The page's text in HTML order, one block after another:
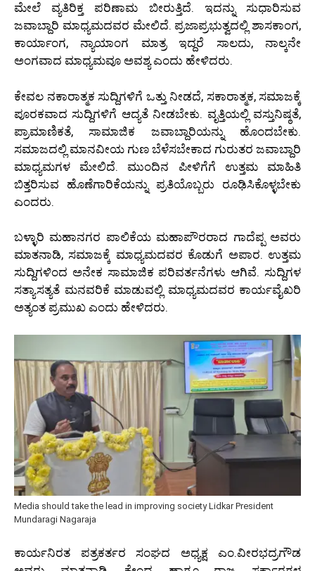
ಮೇಲೆ ವ್ಯತಿರಿಕ್ತ ಪರಿಣಾಮ ಬೀರುತ್ತಿದೆ. ಇದನ್ನು ಸುಧಾರಿಸುವ
ಜವಾಬ್ದಾರಿ ಮಾಧ್ಯಮದವರ ಮೇಲಿದೆ. ಪ್ರಜಾಪ್ರಭುತ್ವದಲ್ಲಿ ಶಾಸಕಾಂಗ,
ಕಾರ್ಯಾಂಗ, ನ್ಯಾಯಾಂಗ ಮಾತ್ರ ಇದ್ದರೆ ಸಾಲದು, ನಾಲ್ಕನೇ
ಅಂಗವಾದ ಮಾಧ್ಯಮವೂ ಅವಶ್ಯ ಎಂದು ಹೇಳಿದರು.
ಕೇವಲ ನಕಾರಾತ್ಮಕ ಸುದ್ದಿಗಳಿಗೆ ಒತ್ತು ನೀಡದೆ, ಸಕಾರಾತ್ಮಕ, ಸಮಾಜಕ್ಕೆ
ಪೂರಕವಾದ ಸುದ್ದಿಗಳಿಗೆ ಆದ್ಯತೆ ನೀಡಬೇಕು. ವೃತ್ತಿಯಲ್ಲಿ ವಸ್ತುನಿಷ್ಠತೆ,
ಪ್ರಾಮಾಣಿಕತೆ, ಸಾಮಾಜಿಕ ಜವಾಬ್ದಾರಿಯನ್ನು ಹೊಂದಬೇಕು.
ಸಮಾಜದಲ್ಲಿ ಮಾನವೀಯ ಗುಣ ಬೆಳೆಸಬೇಕಾದ ಗುರುತರ ಜವಾಬ್ದಾರಿ
ಮಾಧ್ಯಮಗಳ ಮೇಲಿದೆ. ಮುಂದಿನ ಪೀಳಿಗೆಗೆ ಉತ್ತಮ ಮಾಹಿತಿ
ಬಿತ್ತರಿಸುವ ಹೊಣೆಗಾರಿಕೆಯನ್ನು ಪ್ರತಿಯೊಬ್ಬರು ರೂಢಿಸಿಕೊಳ್ಳಬೇಕು
ಎಂದರು.
ಬಳ್ಳಾರಿ ಮಹಾನಗರ ಪಾಲಿಕೆಯ ಮಹಾಪೌರರಾದ ಗಾದೆಪ್ಪ ಅವರು
ಮಾತನಾಡಿ, ಸಮಾಜಕ್ಕೆ ಮಾಧ್ಯಮದವರ ಕೊಡುಗೆ ಅಪಾರ. ಉತ್ತಮ
ಸುದ್ದಿಗಳಿಂದ ಅನೇಕ ಸಾಮಾಜಿಕ ಪರಿವರ್ತನೆಗಳು ಆಗಿವೆ. ಸುದ್ದಿಗಳ
ಸತ್ಯಾಸತ್ಯತೆ ಮನವರಿಕೆ ಮಾಡುವಲ್ಲಿ ಮಾಧ್ಯಮದವರ ಕಾರ್ಯವೈಖರಿ
ಅತ್ಯಂತ ಪ್ರಮುಖ ಎಂದು ಹೇಳಿದರು.
Media should take the lead in improving society Lidkar President
Mundaragi Nagaraja
ಕಾರ್ಯನಿರತ ಪತ್ರಕರ್ತರ ಸಂಘದ ಅಧ್ಯಕ್ಷ ಎಂ.ವೀರಭದ್ರಗೌಡ